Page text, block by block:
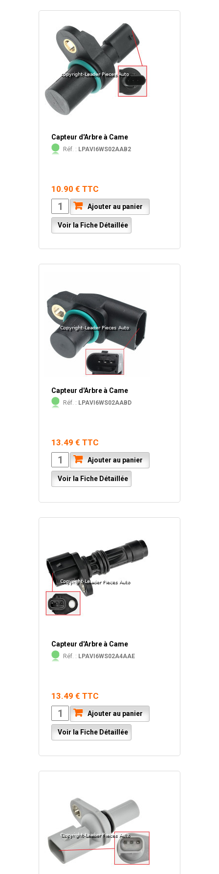
Capteur d'Arbre à Came
Réf. : LPAVI6WS02AAB2
10.90 € TTC
Ajouter au panier
Voir la Fiche Détaillée
Capteur d'Arbre à Came
Réf. : LPAVI6WS02AABD
13.49 € TTC
Ajouter au panier
Voir la Fiche Détaillée
Capteur d'Arbre à Came
Réf. : LPAVI6WS02A4AAE
13.49 € TTC
Ajouter au panier
Voir la Fiche Détaillée